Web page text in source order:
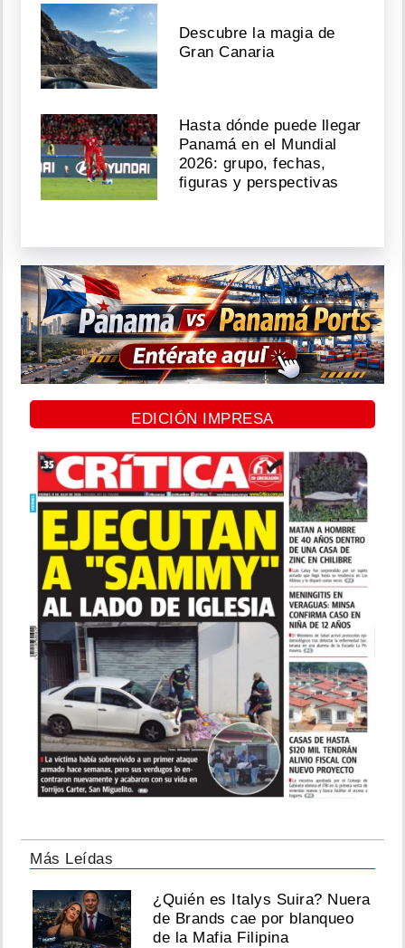
Descubre la magia de
Gran Canaria
Hasta dónde puede llegar
Panamá en el Mundial
2026: grupo, fechas,
figuras y perspectivas
EDICIÓN IMPRESA
Más Leídas
¿Quién es Italys Suira? Nuera
de Brands cae por blanqueo
de la Mafia Filipina